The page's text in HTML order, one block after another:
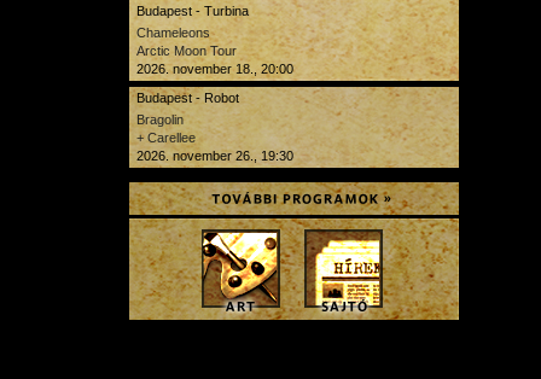
Budapest - Turbina
Chameleons
Arctic Moon Tour
2026. november 18., 20:00
Budapest - Robot
Bragolin
+ Carellee
2026. november 26., 19:30